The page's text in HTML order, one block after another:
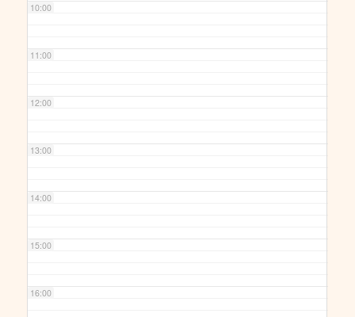
10:00
11:00
12:00
13:00
14:00
15:00
16:00